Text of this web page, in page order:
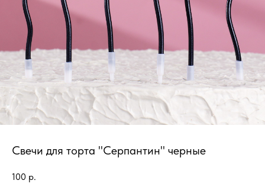
Свечи для торта "Серпантин" черные
100 р.